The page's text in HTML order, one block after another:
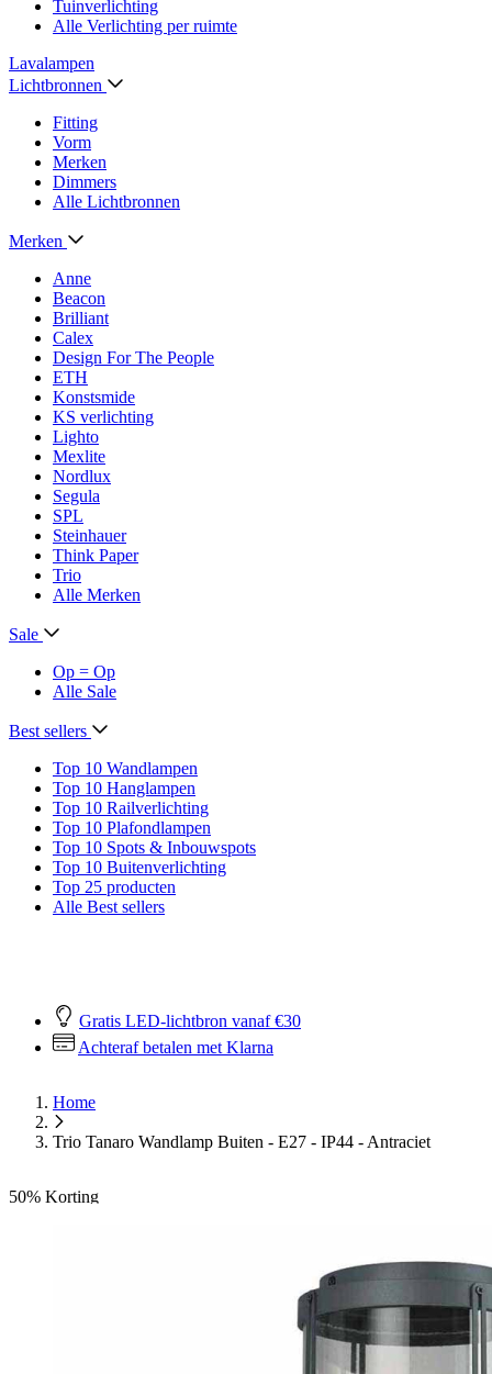
Tuinverlichting
Alle Verlichting per ruimte
Lavalampen
Lichtbronnen
Fitting
Vorm
Merken
Dimmers
Alle Lichtbronnen
Merken
Anne
Beacon
Brilliant
Calex
Design For The People
ETH
Konstsmide
KS verlichting
Lighto
Mexlite
Nordlux
Segula
SPL
Steinhauer
Think Paper
Trio
Alle Merken
Sale
Op = Op
Alle Sale
Best sellers
Top 10 Wandlampen
Top 10 Hanglampen
Top 10 Railverlichting
Top 10 Plafondlampen
Top 10 Spots & Inbouwspots
Top 10 Buitenverlichting
Top 25 producten
Alle Best sellers
Gratis LED-lichtbron vanaf €30
Achteraf betalen met Klarna
Home
Trio Tanaro Wandlamp Buiten - E27 - IP44 - Antraciet
50% Korting